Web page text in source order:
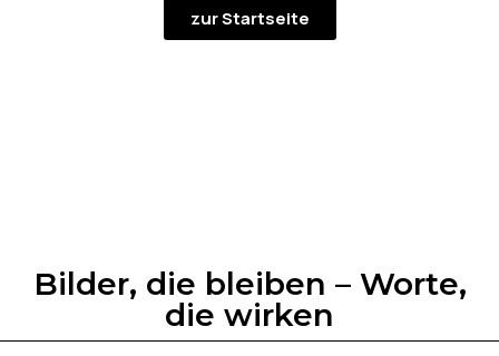
zur Startseite
Bilder, die bleiben – Worte,
die wirken